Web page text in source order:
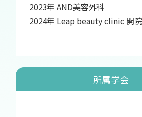
2023年 AND美容外科
2024年 Leap beauty clinic 開院
所属学会